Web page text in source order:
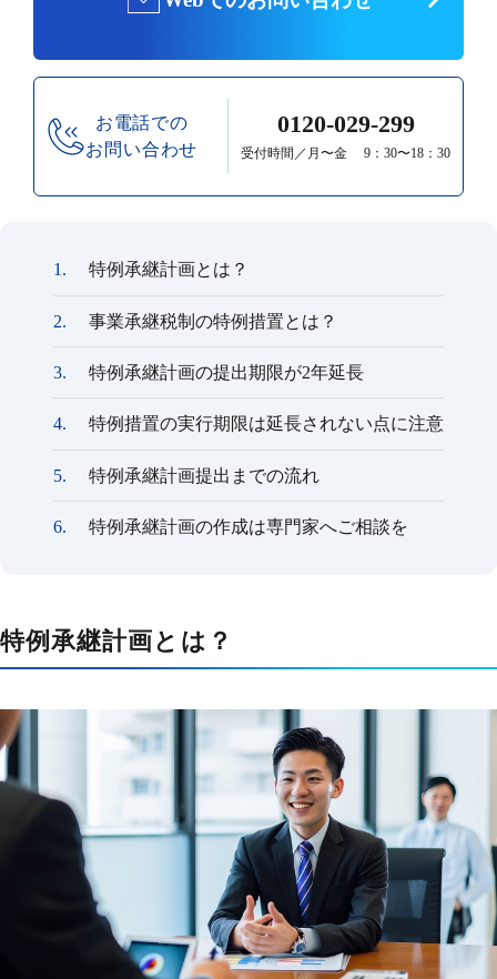
お電話での
お問い合わせ
0120-029-299
受付時間／月〜金 9：30〜18：30
特例承継計画とは？
事業承継税制の特例措置とは？
特例承継計画の提出期限が2年延長
特例措置の実行期限は延長されない点に注意
特例承継計画提出までの流れ
特例承継計画の作成は専門家へご相談を
特例承継計画とは？